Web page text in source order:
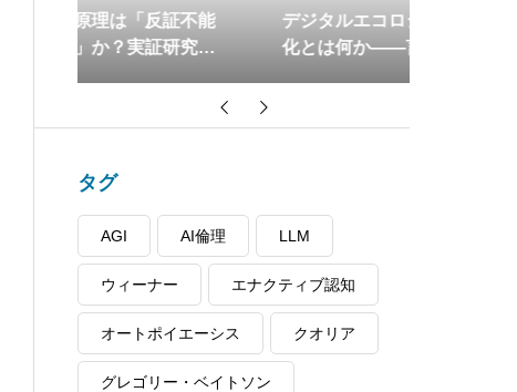
デジタルエコロジーの倫理的規範
化とは何か――言論の自由・安
タグ
AGI AI倫理 LLM
ウィーナー エナクティブ認知
オートポイエーシス クオリア
グレゴリー・ベイトソン